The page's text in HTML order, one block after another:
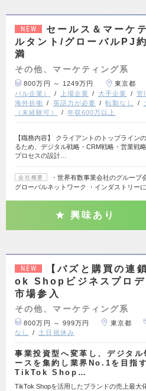
NEW
セールス＆マーケ
ルタント/グローバルPJ
満
その他、マーケティング系
800万円 ～ 1249万円 東京都
バル企業）
上場企業 大手企業 管
海外折衝
英語力が必要 転勤なし
（未経験可）
年収600万以上
【職務内容】 クライアントのトップライン
るため、デジタル戦略・CRM戦略・営業戦
プロセスの設計…
会社概要
・世界有数事業会社のグループ
グローバルネットワーク ・インダストリー
興味あり
NEW
【バズと購買の連
ok Shopビジネスプロデ
市場参入
その他、マーケティング系
800万円 ～ 999万円 東京都
なし
土日祝休み
事業投資型へ変革し、デジタル
ースを集約し業界No.1を目指
TikTok Shop…
TikTok Shopを活用したブランドの売上最大